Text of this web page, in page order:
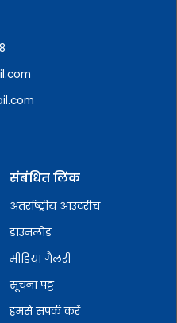
संबंधित लिंक
अंतर्राष्ट्रीय आउटरीच
डाउनलोड
मीडिया गैलरी
सूचना पट्ट
हमसे संपर्क करें